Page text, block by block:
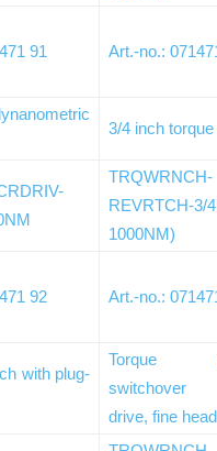
91 Art.-no.:
3/4 inch
TRQWRNCH-
REVRTCH-3/
1000NM)
92 Art.-no.:
with plug-
Torque
switchover
drive, fine head